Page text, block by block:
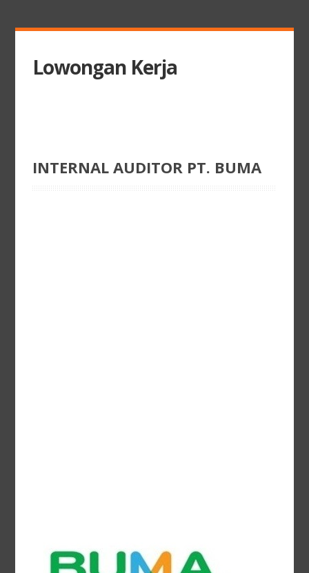
Lowongan Kerja
INTERNAL AUDITOR PT. BUMA